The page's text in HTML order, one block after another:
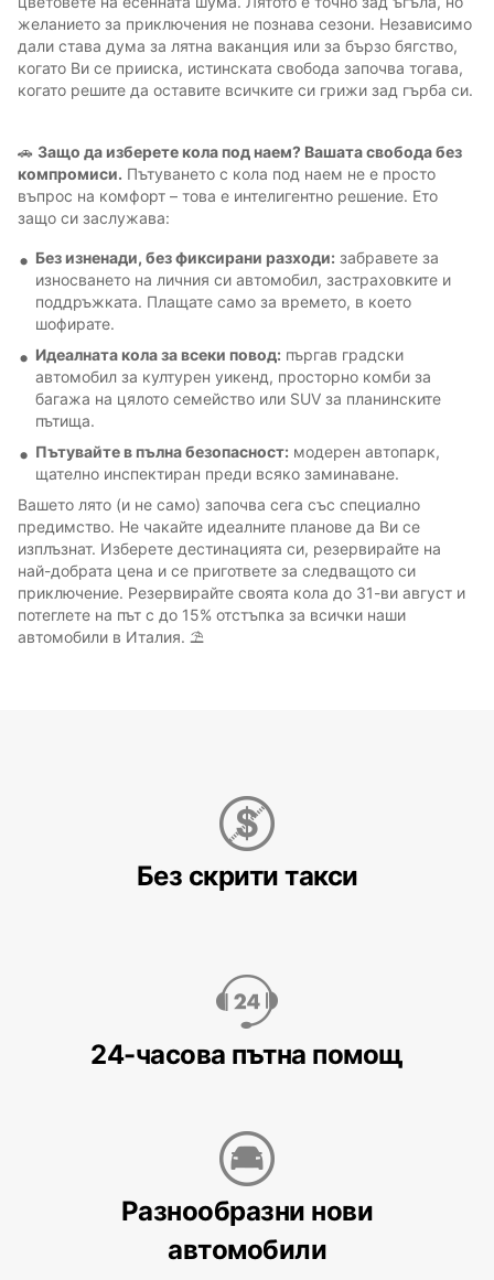
желанието за приключения не познава сезони. Независимо
дали става дума за лятна ваканция или за бързо бягство,
когато Ви се прииска, истинската свобода започва тогава,
когато решите да оставите всичките си грижи зад гърба си.
🚗 Защо да изберете кола под наем? Вашата свобода без
компромиси. Пътуването с кола под наем не е просто
въпрос на комфорт – това е интелигентно решение. Ето
защо си заслужава:
Без изненади, без фиксирани разходи: забравете за
износването на личния си автомобил, застраховките и
поддръжката. Плащате само за времето, в което
шофирате.
Идеалната кола за всеки повод: пъргав градски
автомобил за културен уикенд, просторно комби за
багажа на цялото семейство или SUV за планинските
пътища.
Пътувайте в пълна безопасност: модерен автопарк,
щателно инспектиран преди всяко заминаване.
Вашето лято (и не само) започва сега със специално
предимство. Не чакайте идеалните планове да Ви се
изплъзнат. Изберете дестинацията си, резервирайте на
най-добрата цена и се пригответе за следващото си
приключение. Резервирайте своята кола до 31-ви август и
потеглете на път с до 15% отстъпка за всички наши
автомобили в Италия. ⛱️
Без скрити такси
24-часова пътна помощ
Разнообразни нови
автомобили